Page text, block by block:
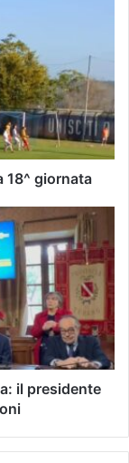
18^ giornata
il presidente